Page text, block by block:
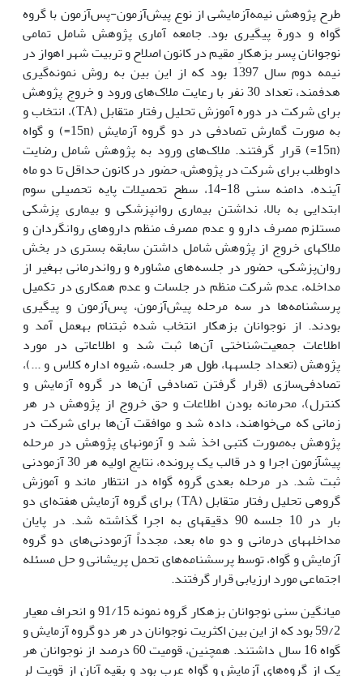
طرح پژوهش نیمه‌آزمایشی از نوع پیش‌آزمون-پس‌آزمون با گروه
گواه و دورة پیگیری بود. جامعه آماری پژوهش شامل تمامی
نوجوانان پسر بزهکارِ مقیم در کانون اصلاح و تربیت شهر اهواز در
نیمه دوم سال 1397 بود که از این بین به روش نمونه‌گیری
هدفمند، تعداد 30 نفر با رعایت ملاک‌های ورود و خروج پژوهش
برای شرکت در دوره آموزش تحلیل رفتار متقابل (TA)، انتخاب و
به صورت گمارش تصادفی در دو گروه آزمایش (15n=) و گواه
(15n=) قرار گرفتند. ملاک‌های ورود به پژوهش شامل رضایت
داوطلب برای شرکت در پژوهش، حضور در کانون حداقل تا دو ماه
آینده، دامنه سنی 18-14، سطح تحصیلات پایه تحصیلی سوم
ابتدایی به بالا، نداشتن بیماری روانپزشکی و بیماری پزشکی
مستلزم مصرف دارو و عدم مصرف منظم داروهای روانگردان و
ملاک­های خروج از پژوهش شامل داشتن سابقه بستری در بخش
روان‌پزشکی، حضور در جلسه‌های مشاوره و روان­درمانی به­غیر از
مداخله، عدم شرکت منظم در جلسات و عدم همکاری در تکمیل
پرسشنامه‌ها در سه مرحله پیش‌آزمون، پس‌آزمون و پیگیری
بودند. از نوجوانان بزهکار انتخاب شده ثبت­نام به­عمل آمد و
اطلاعات جمعیت‌شناختی آن‌ها ثبت شد و اطلاعاتی در مورد
پژوهش (تعداد جلسه­ها، طول هر جلسه، شیوه‌ اداره کلاس و ...)،
تصادفی‌سازی (قرار گرفتن تصادفی آن‌ها در گروه آزمایش و
کنترل)، محرمانه بودن اطلاعات و حق خروج از پژوهش در هر
زمانی که می‌خواهند، داده شد و موافقت آن‌ها برای شرکت در
پژوهش به‌صورت کتبی اخذ شد و آزمون­های پژوهش در مرحله
پیش­آزمون اجرا و در قالب یک پرونده، نتایج اولیه هر 30 آزمودنی
ثبت شد. در مرحله بعدی گروه گواه در انتظار ماند و آموزش
گروهی تحلیل رفتار متقابل (TA) برای گروه آزمایش هفته‌ای دو
بار در 10 جلسه 90 دقیقه­ای به اجرا گذاشته شد. در پایان
مداخله­های درمانی و دو ماه بعد، مجدداً آزمودنی‌های دو گروه
آزمایش و گواه، توسط پرسشنامه‌های تحمل پریشانی و حل مسئله
اجتماعی مورد ارزیابی قرار گرفتند.
میانگین سنی نوجوانان بزهکار گروه نمونه 91/15 و انحراف معیار
59/2 بود که از این بین اکثریت نوجوانان در هر دو گروه آزمایش و
گواه 16 سال داشتند. همچنین، قومیت 60 درصد از نوجوانان هر
یک از گروه‌‌های آزمایش و گواه عرب بود و بقیه آنان از قویت لر